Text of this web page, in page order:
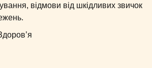
відмови від шкідливих звичок